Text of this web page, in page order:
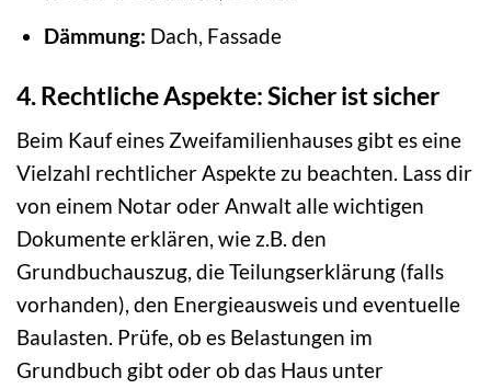
Dämmung: Dach, Fassade
4. Rechtliche Aspekte: Sicher ist sicher
Beim Kauf eines Zweifamilienhauses gibt es eine
Vielzahl rechtlicher Aspekte zu beachten. Lass dir
von einem Notar oder Anwalt alle wichtigen
Dokumente erklären, wie z.B. den
Grundbuchauszug, die Teilungserklärung (falls
vorhanden), den Energieausweis und eventuelle
Baulasten. Prüfe, ob es Belastungen im
Grundbuch gibt oder ob das Haus unter